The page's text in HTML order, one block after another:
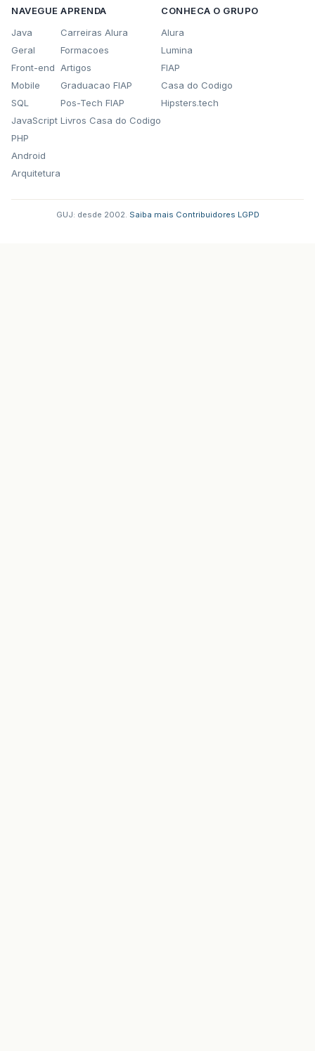
NAVEGUE
Java
Geral
Front-end
Mobile
SQL
JavaScript
PHP
Android
Arquitetura
APRENDA
Carreiras Alura
Formacoes
Artigos
Graduacao FIAP
Pos-Tech FIAP
Livros Casa do Codigo
CONHECA O GRUPO
Alura
Lumina
FIAP
Casa do Codigo
Hipsters.tech
GUJ: desde 2002. Saiba mais Contribuidores LGPD